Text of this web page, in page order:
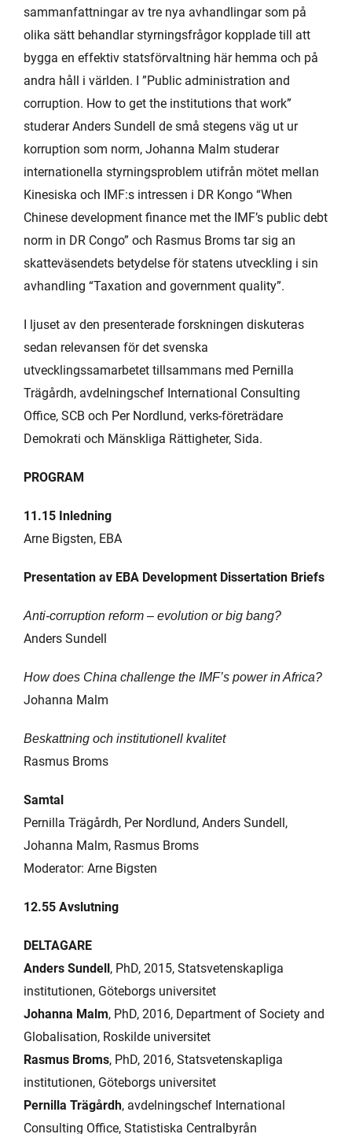
sammanfattningar av tre nya avhandlingar som på
olika sätt behandlar styrningsfrågor kopplade till att
bygga en effektiv statsförvaltning här hemma och på
andra håll i världen. I ”Public administration and
corruption. How to get the institutions that work”
studerar Anders Sundell de små stegens väg ut ur
korruption som norm, Johanna Malm studerar
internationella styrningsproblem utifrån mötet mellan
Kinesiska och IMF:s intressen i DR Kongo “When
Chinese development finance met the IMF’s public debt
norm in DR Congo” och Rasmus Broms tar sig an
skatteväsendets betydelse för statens utveckling i sin
avhandling “Taxation and government quality”.
I ljuset av den presenterade forskningen diskuteras
sedan relevansen för det svenska
utvecklingssamarbetet tillsammans med Pernilla
Trägårdh, avdelningschef International Consulting
Office, SCB och Per Nordlund, verks-företrädare
Demokrati och Mänskliga Rättigheter, Sida.
PROGRAM
11.15 Inledning
Arne Bigsten, EBA
Presentation av EBA Development Dissertation Briefs
Anti-corruption reform – evolution or big bang?
Anders Sundell
How does China challenge the IMF’s power in Africa?
Johanna Malm
Beskattning och institutionell kvalitet
Rasmus Broms
Samtal
Pernilla Trägårdh, Per Nordlund, Anders Sundell,
Johanna Malm, Rasmus Broms
Moderator: Arne Bigsten
12.55 Avslutning
DELTAGARE
Anders Sundell, PhD, 2015, Statsvetenskapliga
institutionen, Göteborgs universitet
Johanna Malm, PhD, 2016, Department of Society and
Globalisation, Roskilde universitet
Rasmus Broms, PhD, 2016, Statsvetenskapliga
institutionen, Göteborgs universitet
Pernilla Trägårdh, avdelningschef International
Consulting Office, Statistiska Centralbyrån